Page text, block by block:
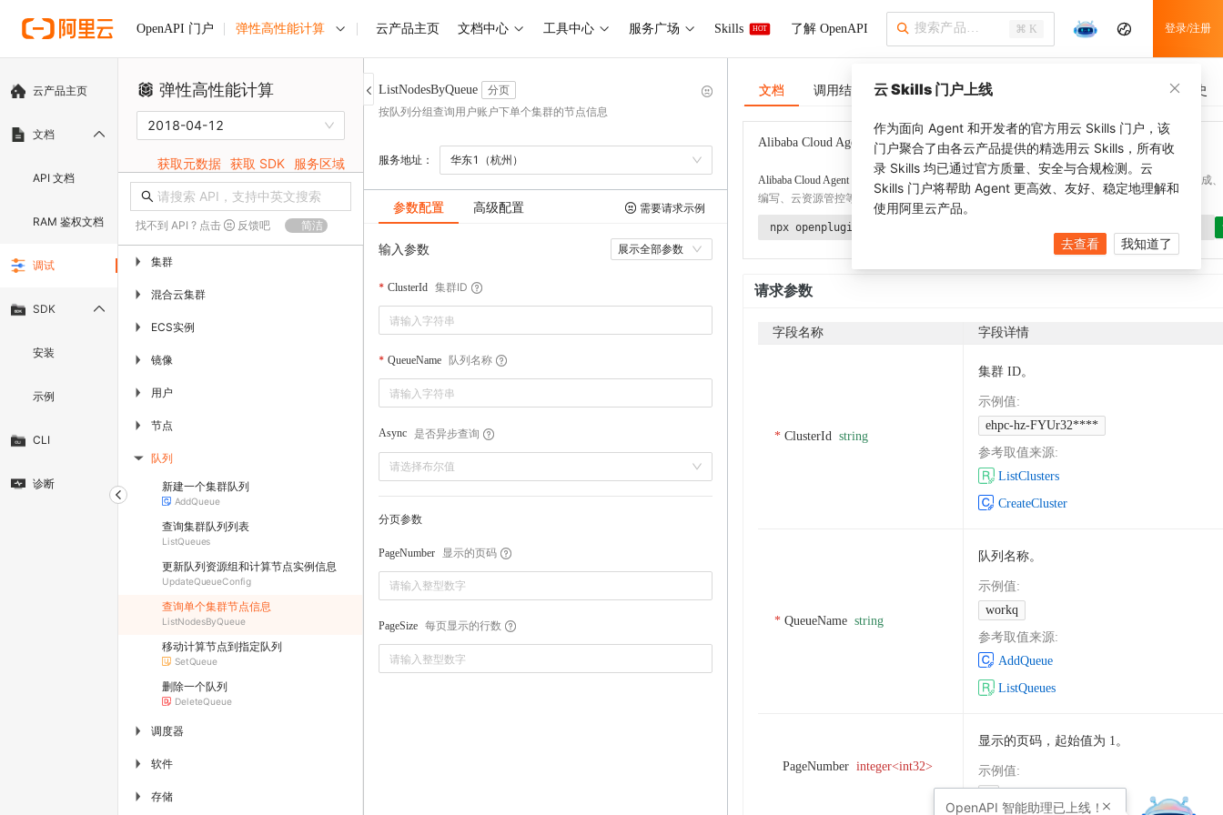
OpenAPI 门户 弹性高性能计算 云产品主页 文档中心 工具中心 服务广场 Skills HOT 了解 OpenAPI ⌘ K 登录/注册
云产品主页
文档
API 文档
RAM 鉴权文档
调试
SDK
安装
示例
CLI
诊断
弹性高性能计算
2018-04-12
获取元数据 获取 SDK 服务区域
找不到 API ? 点击 反馈吧 简洁
▶ 集群
▶ 混合云集群
▶ ECS实例
▶ 镜像
▶ 用户
▶ 节点
▶ 队列
新建一个集群队列
AddQueue
查询集群队列列表
ListQueues
更新队列资源组和计算节点实例信息
UpdateQueueConfig
查询单个集群节点信息
ListNodesByQueue
移动计算节点到指定队列
SetQueue
删除一个队列
DeleteQueue
▶ 调度器
▶ 软件
▶ 存储
ListNodesByQueue
分页
按队列分组查询用户账户下单个集群的节点信息
服务地址： 华东1（杭州）
参数配置 高级配置 需要请求示例
输入参数 展示全部参数
ClusterId 集群ID
QueueName 队列名称
Async 是否异步查询
请选择布尔值
分页参数
PageNumber 显示的页码
PageSize 每页显示的行数
文档 调用结果 SDK 示例 CLI 示例 调用历史
Alibaba Cloud Agent Toolkit 了解更多
Alibaba Cloud Agent Toolkit
提供 Agent 插件、技能、MCP 配置和验证工具，涵盖 SDK 代码生成、
编写、云资源管控等能力。通过 alibabacloud-agent-toolkit-install 技能可快速完成本地配置。
npx openplugin aliyun/alibabacloud-agent-toolkit
请求参数
字段名称 字段详情
ClusterId string
集群 ID。
示例值:
ehpc-hz-FYUr32****
参考取值来源:
ListClusters
CreateCluster
QueueName string
队列名称。
示例值:
workq
参考取值来源:
AddQueue
ListQueues
PageNumber integer<int32>
显示的页码，起始值为 1。
示例值:
云 Skills 门户上线
作为面向 Agent 和开发者的官方用云 Skills 门户，该
门户聚合了由各云产品提供的精选用云 Skills，所有收
录 Skills 均已通过官方质量、安全与合规检测。云
Skills 门户将帮助 Agent 更高效、友好、稳定地理解和
使用阿里云产品。
去查看 我知道了
OpenAPI 智能助理已上线！